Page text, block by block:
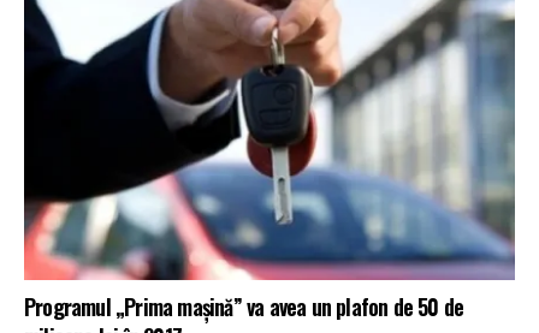
Programul „Prima mașină” va avea un plafon de 50 de